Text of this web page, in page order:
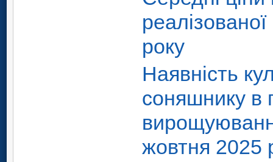
року
Наявність
соняшнику в
жовтня 2025